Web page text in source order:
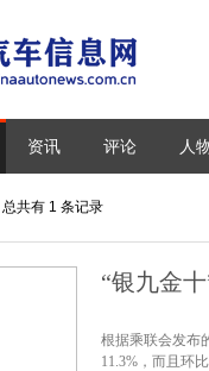
资讯 评论 人
总共有 1 条记录
“银九金
根据乘联会发布
11.3%，而且环